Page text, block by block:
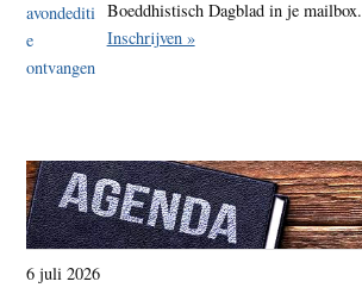
Boeddhistisch Dagblad in je mailbox.
Inschrijven »
6 juli 2026